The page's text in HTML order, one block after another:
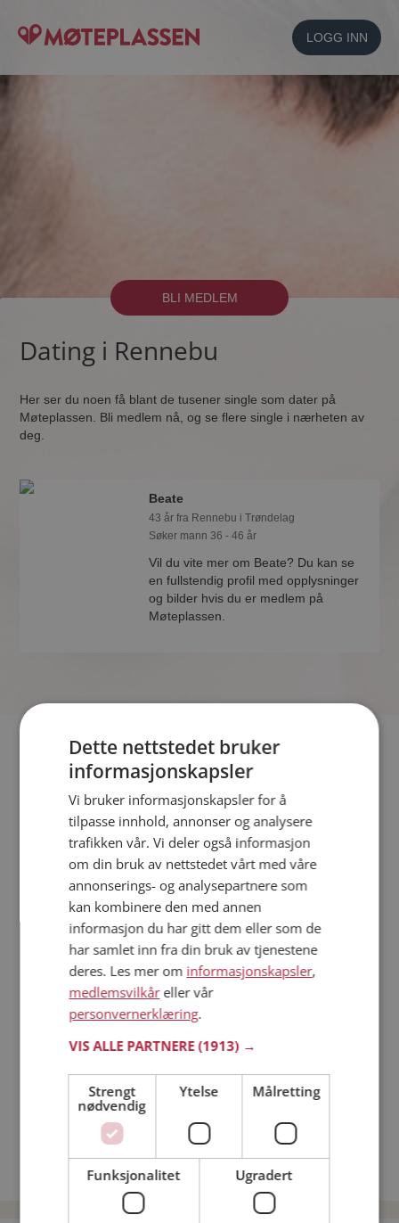
LOGG INN
BLI MEDLEM
Dating i Rennebu
Her ser du noen få blant de tusener single som dater på
Møteplassen. Bli medlem nå, og se flere single i nærheten av
deg.
Beate
43 år fra Rennebu i Trøndelag
Søker mann 36 - 46 år
Vil du vite mer om Beate? Du kan se
en fullstendig profil med opplysninger
og bilder hvis du er medlem på
Møteplassen.
Hvis du søker dating i Rennebu har du kommet til riktig sted.
På Møteplassen kan du bli medlem og søke blant tusenvis av
Läs mer
Trinn 1 - Bli medlem og lag en presentasjon
Trinn 2 - Slik fungerer våre søkefunksjoner
Trinn 3 - Tips til hvordan du tar kontakt
Sikker dating
Dating på mobilen
Dating på Møteplassen
Nettdatingtips
Match Making på Møteplassen
Kvinner fra Rennebu
Menn fra Rennebu
Date kvinner i Norge
Date menn i Norge
Dette nettstedet bruker
informasjonskapsler
Vi bruker informasjonskapsler for å
tilpasse innhold, annonser og analysere
trafikken vår. Vi deler også informasjon
om din bruk av nettstedet vårt med våre
annonserings- og analysepartnere som
kan kombinere den med annen
informasjon du har gitt dem eller som de
har samlet inn fra din bruk av tjenestene
deres. Les mer om informasjonskapsler,
medlemsvilkåreller vår
personvernerklæring.
VIS ALLE PARTNERE(1913) →
Strengt
nødvendig
Ytelse Målretting
Funksjonalitet Ugradert